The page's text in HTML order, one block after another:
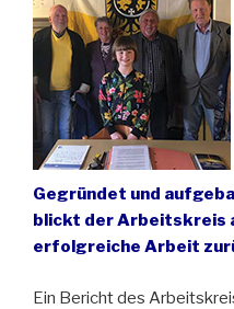
Gegründet und
blickt der Arbeitskreis
erfolgreiche Arbeit
Ein Bericht des